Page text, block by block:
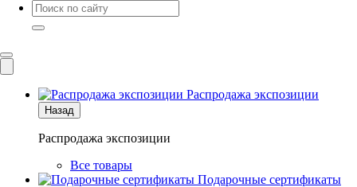
Распродажа экспозиции
Назад
Распродажа экспозиции
Все товары
Подарочные сертификаты